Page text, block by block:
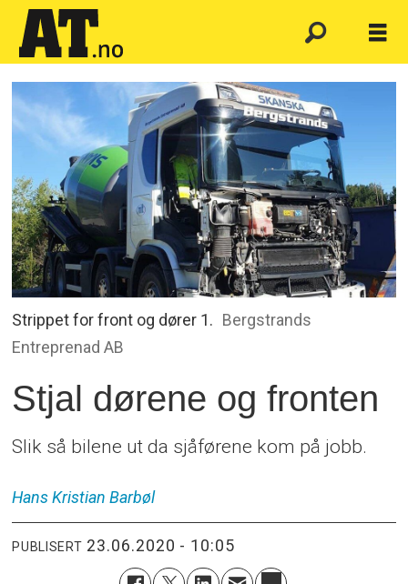
Strippet for front og dører 1. Bergstrands
Entreprenad AB
Stjal dørene og fronten
Slik så bilene ut da sjåførene kom på jobb.
Hans Kristian Barbøl
PUBLISERT 23.06.2020 - 10:05